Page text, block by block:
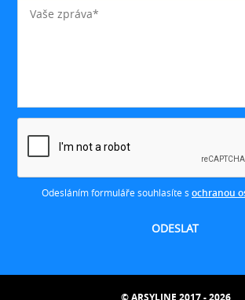
Odesláním formuláře souhlasíte s ochranou
© ARSYLINE 2017 - 2026